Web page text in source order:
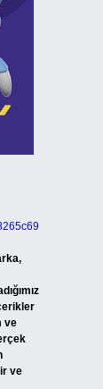
ve
ve